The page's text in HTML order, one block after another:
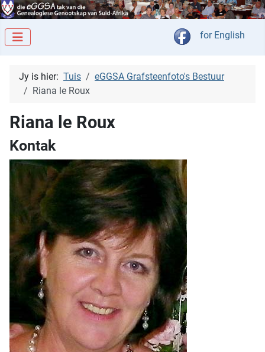
Kies jou taal
for English
Jy is hier: Tuis
eGGSA Grafsteenfoto's Bestuur
Riana le Roux
Riana le Roux
Kontak